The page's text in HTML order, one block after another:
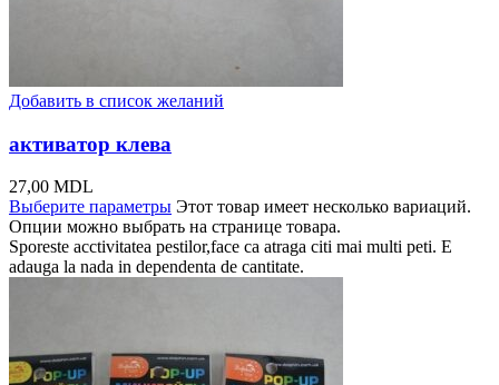
Добавить в список желаний
активатор клева
27,00 MDL
Выберите параметры Этот товар имеет несколько вариаций.
Опции можно выбрать на странице товара.
Sporeste acctivitatea pestilor,face ca atraga citi mai multi peti. E
adauga la nada in dependenta de cantitate.